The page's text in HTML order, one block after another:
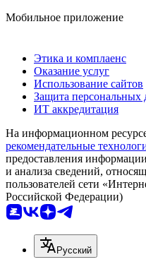
Мобильное приложение
Этика и комплаенс
Оказание услуг
Использование сайтов
Защита персональных
ИТ аккредитация
На информационном
рекомендательные
предоставления
и анализа сведений,
пользователей сети
Российской Федерации)
Русский